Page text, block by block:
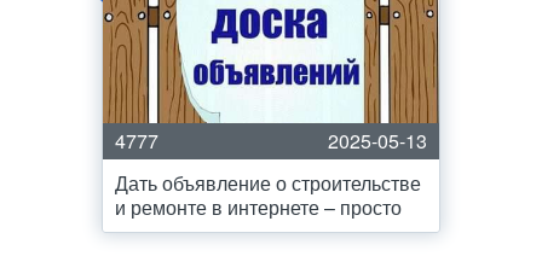
4777
2025-05-13
Дать объявление о строительстве
и ремонте в интернете – просто